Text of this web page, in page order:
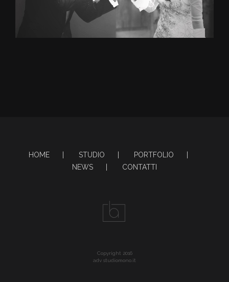
HOME STUDIO
PORTFOLIO
NEWS
CONTATTI
Copyright 2016
adv studiomono.it